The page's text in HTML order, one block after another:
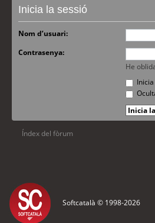
Inicia la sessió
Nom d’usuari:
Contrasenya:
He
Índex del fòrum
Softcatalà © 1998-2026